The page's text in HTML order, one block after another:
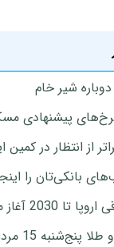
شیر خام
پیشنهادی مسکن در 10
از انتظار در کمین
بانکی‌تان را
2030 آغاز می‌شود
15 مرداد 1405